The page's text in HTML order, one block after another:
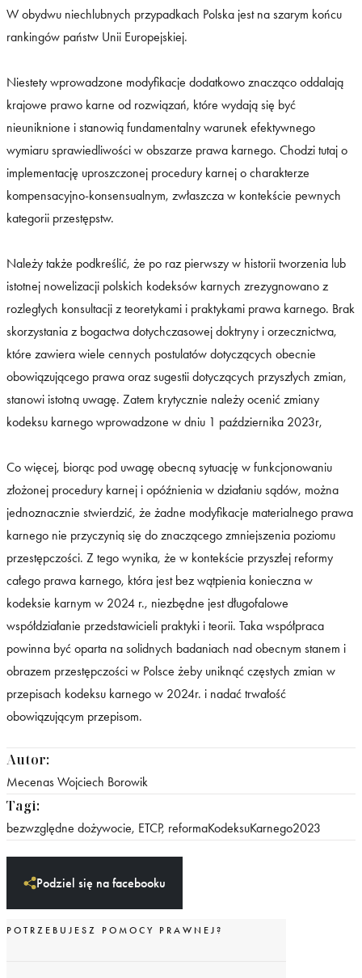
W obydwu niechlubnych przypadkach Polska jest na szarym końcu
rankingów państw Unii Europejskiej.
Niestety wprowadzone modyfikacje dodatkowo znacząco oddalają
krajowe prawo karne od rozwiązań, które wydają się być
nieuniknione i stanowią fundamentalny warunek efektywnego
wymiaru sprawiedliwości w obszarze prawa karnego. Chodzi tutaj o
implementację uproszczonej procedury karnej o charakterze
kompensacyjno-konsensualnym, zwłaszcza w kontekście pewnych
kategorii przestępstw.
Należy także podkreślić, że po raz pierwszy w historii tworzenia lub
istotnej nowelizacji polskich kodeksów karnych zrezygnowano z
rozległych konsultacji z teoretykami i praktykami prawa karnego. Brak
skorzystania z bogactwa dotychczasowej doktryny i orzecznictwa,
które zawiera wiele cennych postulatów dotyczących obecnie
obowiązującego prawa oraz sugestii dotyczących przyszłych zmian,
stanowi istotną uwagę. Zatem krytycznie należy ocenić zmiany
kodeksu karnego wprowadzone w dniu 1 października 2023r,
Co więcej, biorąc pod uwagę obecną sytuację w funkcjonowaniu
złożonej procedury karnej i opóźnienia w działaniu sądów, można
jednoznacznie stwierdzić, że żadne modyfikacje materialnego prawa
karnego nie przyczynią się do znaczącego zmniejszenia poziomu
przestępczości. Z tego wynika, że w kontekście przyszłej reformy
całego prawa karnego, która jest bez wątpienia konieczna w
kodeksie karnym w 2024 r., niezbędne jest długofalowe
współdziałanie przedstawicieli praktyki i teorii. Taka współpraca
powinna być oparta na solidnych badaniach nad obecnym stanem i
obrazem przestępczości w Polsce żeby uniknąć częstych zmian w
przepisach kodeksu karnego w 2024r. i nadać trwałość
obowiązującym przepisom.
Autor:
Mecenas Wojciech Borowik
Tagi:
bezwzględne dożywocie, ETCP, reformaKodeksuKarnego2023
Podziel się na facebooku
POTRZEBUJESZ POMOCY PRAWNEJ?